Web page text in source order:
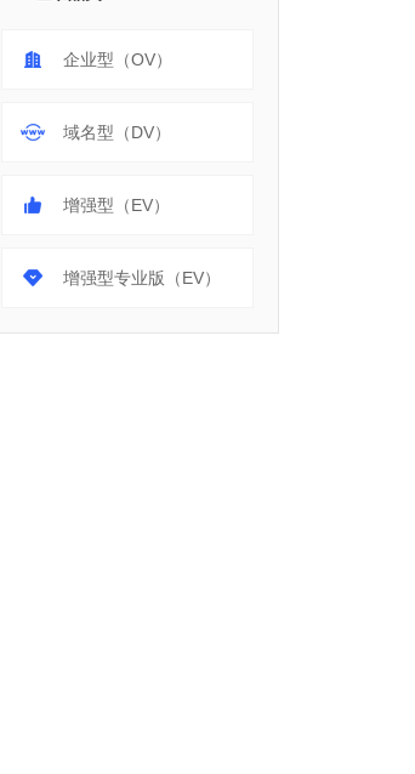
企业型（OV）
域名型（DV）
增强型（EV）
增强型专业版（EV）